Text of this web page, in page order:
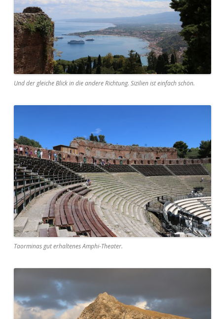
Und der gleiche Blick in die andere Richtung. Sizilien ist einfach schön.
Taorminas gut erhaltenes Amphi-Theater.